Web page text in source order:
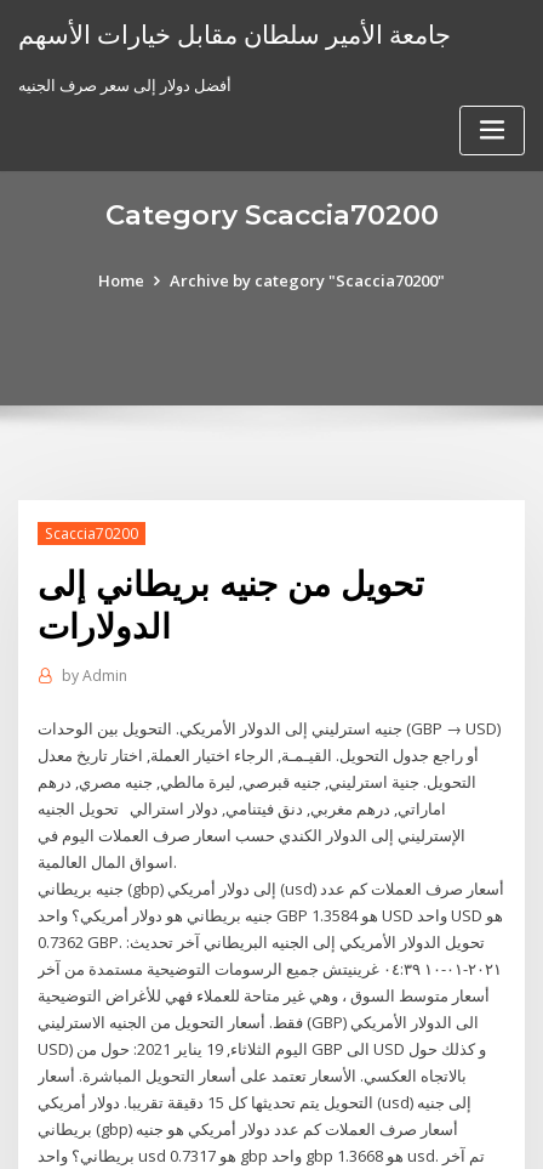
جامعة الأمير سلطان مقابل خيارات الأسهم
أفضل دولار إلى سعر صرف الجنيه
Category Scaccia70200
Home Archive by category "Scaccia70200"
Scaccia70200
تحويل من جنيه بريطاني إلى
الدولارات
byAdmin
جنيه استرليني إلى الدولار الأمريكي. التحويل بين الوحدات (GBP → USD)
أو راجع جدول التحويل. القيـمـة, الرجاء اختيار العملة, اختار تاريخ معدل
التحويل. جنية استرليني, جنيه قبرصي, ليرة مالطي, جنيه مصري, درهم
اماراتي, درهم مغربي, دنق فيتنامي, دولار استرالي تحويل الجنيه
الإسترليني إلى الدولار الكندي حسب اسعار صرف العملات اليوم في
اسواق المال العالمية.
جنيه بريطاني (gbp) إلى دولار أمريكي (usd) أسعار صرف العملات كم عدد
جنيه بريطاني هو دولار أمريكي؟ واحد GBP هو 1.3584 USD واحد USD هو
0.7362 GBP. تحويل الدولار الأمريكي إلى الجنيه البريطاني آخر تحديث:
٢٠٢١-٠١-١٠ ٠٤:٣٩ غرينيتش جميع الرسومات التوضيحية مستمدة من آخر
أسعار متوسط السوق ، وهي غير متاحة للعملاء فهي للأغراض التوضيحية
فقط. أسعار التحويل من الجنيه الاسترليني (GBP) الى الدولار الأمريكي
USD) اليوم الثلاثاء, 19 يناير 2021: حول من GBP الى USD و كذلك حول
بالاتجاه العكسي. الأسعار تعتمد على أسعار التحويل المباشرة. أسعار
التحويل يتم تحديثها كل 15 دقيقة تقريبا. دولار أمريكي (usd) إلى جنيه
بريطاني (gbp) أسعار صرف العملات كم عدد دولار أمريكي هو جنيه
بريطاني؟ واحد usd هو 0.7317 gbp واحد gbp هو 1.3668 usd. تم آخر